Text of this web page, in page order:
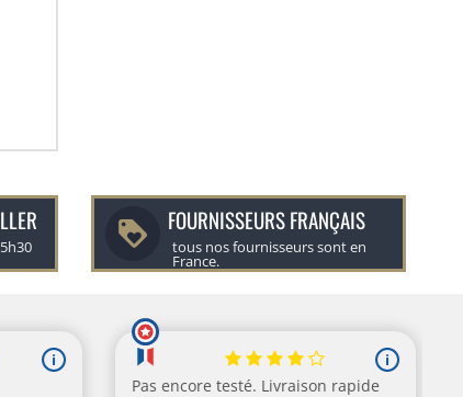
FOURNISSEURS FRANÇAIS
tous nos fournisseurs sont en
France.